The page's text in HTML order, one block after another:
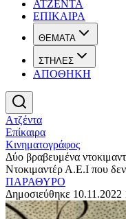
ΑΤΖΕΝΤΑ
ΕΠΙΚΑΙΡΑ
ΘΕΜΑΤΑ
ΣΤΗΛΕΣ
ΑΠΟΘΗΚΗ
Ατζέντα
Επίκαιρα
Κινηματογράφος
Δύο βραβευμένα
Ντοκιμαντέρ Α.Ε.Ι που
ΠΑΡΑΘΥΡΟ
Δημοσιεύθηκε 10.11.2022